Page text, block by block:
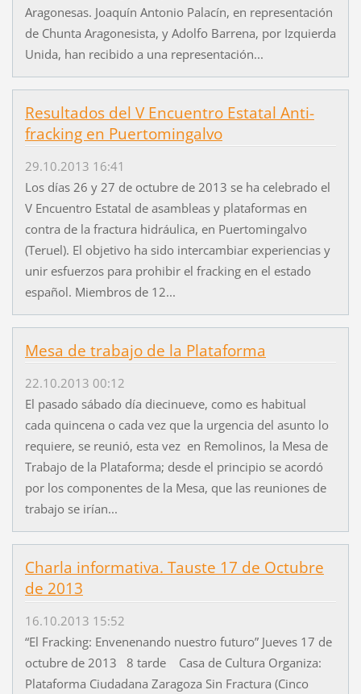
Aragonesas. Joaquín Antonio Palacín, en representación
de Chunta Aragonesista, y Adolfo Barrena, por Izquierda
Unida, han recibido a una representación...
Resultados del V Encuentro Estatal Anti-
fracking en Puertomingalvo
29.10.2013 16:41
Los días 26 y 27 de octubre de 2013 se ha celebrado el
V Encuentro Estatal de asambleas y plataformas en
contra de la fractura hidráulica, en Puertomingalvo
(Teruel). El objetivo ha sido intercambiar experiencias y
unir esfuerzos para prohibir el fracking en el estado
español. Miembros de 12...
Mesa de trabajo de la Plataforma
22.10.2013 00:12
El pasado sábado día diecinueve, como es habitual
cada quincena o cada vez que la urgencia del asunto lo
requiere, se reunió, esta vez en Remolinos, la Mesa de
Trabajo de la Plataforma; desde el principio se acordó
por los componentes de la Mesa, que las reuniones de
trabajo se irían...
Charla informativa. Tauste 17 de Octubre
de 2013
16.10.2013 15:52
“El Fracking: Envenenando nuestro futuro” Jueves 17 de
octubre de 2013 8 tarde Casa de Cultura Organiza:
Plataforma Ciudadana Zaragoza Sin Fractura (Cinco